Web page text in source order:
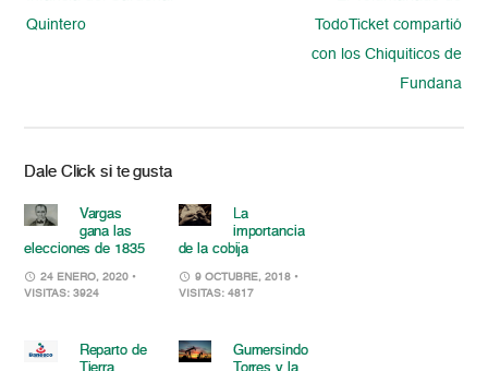
Quintero
TodoTicket compartió
con los Chiquiticos de
Fundana
Dale Click si te gusta
Vargas
gana las
elecciones de 1835
24 ENERO, 2020 •
VISITAS: 3924
La
importancia
de la cobija
9 OCTUBRE, 2018 •
VISITAS: 4817
Reparto de
Gumersindo